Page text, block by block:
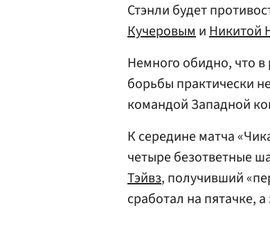
Стэнли будет
КучеровымиНикитой
Немного обидно, что
борьбы практически
командой Западной
К середине матча
четыре безответные
Тэйвз, получивший
сработал на пятачке,